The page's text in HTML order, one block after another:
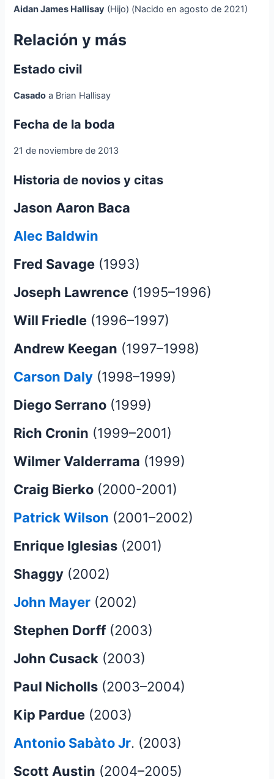
Aidan James Hallisay (Hijo) (Nacido en agosto de 2021)
Relación y más
Estado civil
Casado a Brian Hallisay
Fecha de la boda
21 de noviembre de 2013
Historia de novios y citas
Jason Aaron Baca
Alec Baldwin
Fred Savage (1993)
Joseph Lawrence (1995–1996)
Will Friedle (1996–1997)
Andrew Keegan (1997–1998)
Carson Daly (1998–1999)
Diego Serrano (1999)
Rich Cronin (1999–2001)
Wilmer Valderrama (1999)
Craig Bierko (2000-2001)
Patrick Wilson (2001–2002)
Enrique Iglesias (2001)
Shaggy (2002)
John Mayer (2002)
Stephen Dorff(2003)
John Cusack (2003)
Paul Nicholls (2003–2004)
Kip Pardue (2003)
Antonio Sabàto Jr. (2003)
Scott Austin (2004–2005)